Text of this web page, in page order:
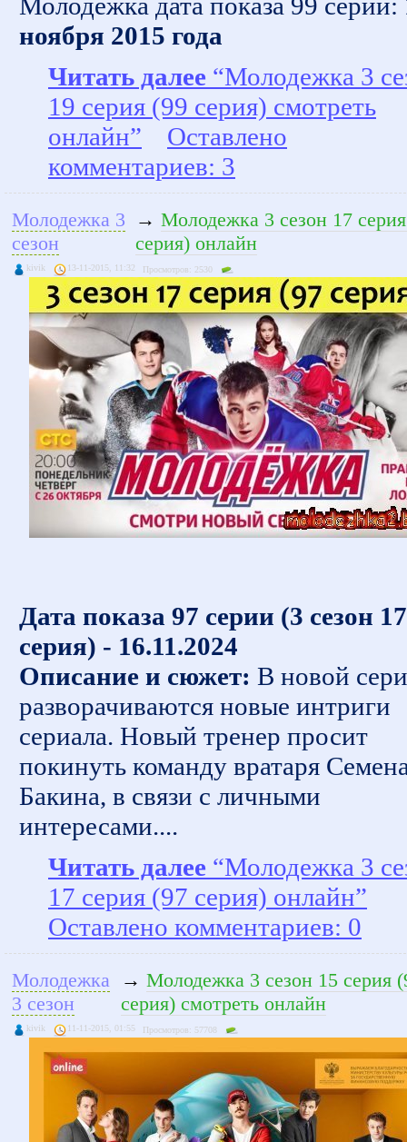
Молодежка дата показа 99 серии:
ноября 2015 года
Читать далее “Молодежка 3
19 серия (99 серия) смотреть
онлайн”
Оставлено
комментариев: 3
Молодежка 3
сезон
→ Молодежка 3 сезон 17
серия) онлайн
kivik 13-11-2015, 11:32 Просмотров: 2530
Дата показа 97 серии (3 сезон 17
серия) - 16.11.2024
Описание и сюжет: В новой
разворачиваются новые интриги
сериала. Новый тренер просит
покинуть команду вратаря
Бакина, в связи с личными
интересами....
Читать далее “Молодежка 3
17 серия (97 серия) онлайн”
Оставлено комментариев: 0
Молодежка
3 сезон
→ Молодежка 3 сезон 15 серия
серия) смотреть онлайн
kivik 11-11-2015, 01:55 Просмотров: 57708